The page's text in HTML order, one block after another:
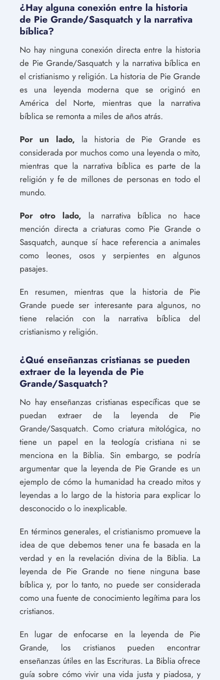
¿Hay alguna conexión entre la historia
de Pie Grande/Sasquatch y la narrativa
bíblica?
No hay ninguna conexión directa entre la historia
de Pie Grande/Sasquatch y la narrativa bíblica en
el cristianismo y religión. La historia de Pie Grande
es una leyenda moderna que se originó en
América del Norte, mientras que la narrativa
bíblica se remonta a miles de años atrás.
Por un lado, la historia de Pie Grande es
considerada por muchos como una leyenda o mito,
mientras que la narrativa bíblica es parte de la
religión y fe de millones de personas en todo el
mundo.
Por otro lado, la narrativa bíblica no hace
mención directa a criaturas como Pie Grande o
Sasquatch, aunque sí hace referencia a animales
como leones, osos y serpientes en algunos
pasajes.
En resumen, mientras que la historia de Pie
Grande puede ser interesante para algunos, no
tiene relación con la narrativa bíblica del
cristianismo y religión.
¿Qué enseñanzas cristianas se pueden
extraer de la leyenda de Pie
Grande/Sasquatch?
No hay enseñanzas cristianas específicas que se
puedan extraer de la leyenda de Pie
Grande/Sasquatch. Como criatura mitológica, no
tiene un papel en la teología cristiana ni se
menciona en la Biblia. Sin embargo, se podría
argumentar que la leyenda de Pie Grande es un
ejemplo de cómo la humanidad ha creado mitos y
leyendas a lo largo de la historia para explicar lo
desconocido o lo inexplicable.
En términos generales, el cristianismo promueve la
idea de que debemos tener una fe basada en la
verdad y en la revelación divina de la Biblia. La
leyenda de Pie Grande no tiene ninguna base
bíblica y, por lo tanto, no puede ser considerada
como una fuente de conocimiento legítima para los
cristianos.
En lugar de enfocarse en la leyenda de Pie
Grande, los cristianos pueden encontrar
enseñanzas útiles en las Escrituras. La Biblia ofrece
guía sobre cómo vivir una vida justa y piadosa, y